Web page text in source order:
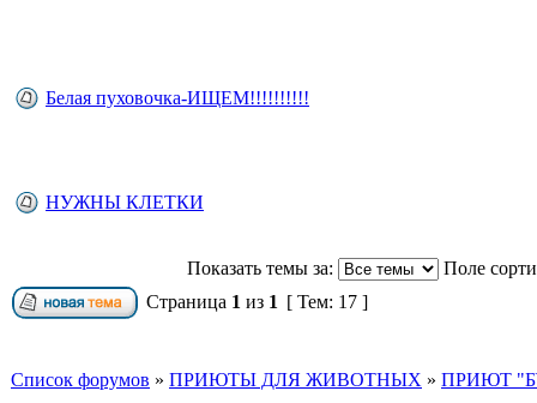
Белая пуховочка-ИЩЕМ!!!!!!!!!!
НУЖНЫ КЛЕТКИ
Показать темы за:
Поле
Страница 1 из 1 [ Тем: 17 ]
Список форумов » ПРИЮТЫ ДЛЯ ЖИВОТНЫХ » ПРИЮТ